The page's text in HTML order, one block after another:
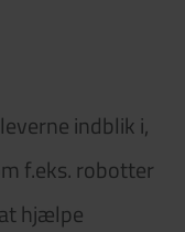
indblik i,
f.eks. robotter
hjælpe